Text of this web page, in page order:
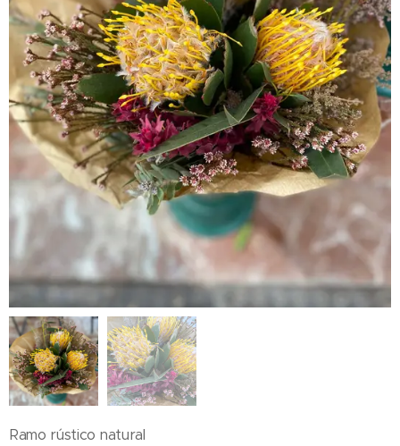
Ramo rústico natural